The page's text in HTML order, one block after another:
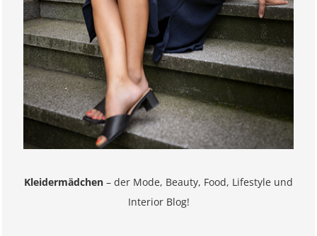
Kleidermädchen – der Mode, Beauty, Food, Lifestyle und
Interior Blog!